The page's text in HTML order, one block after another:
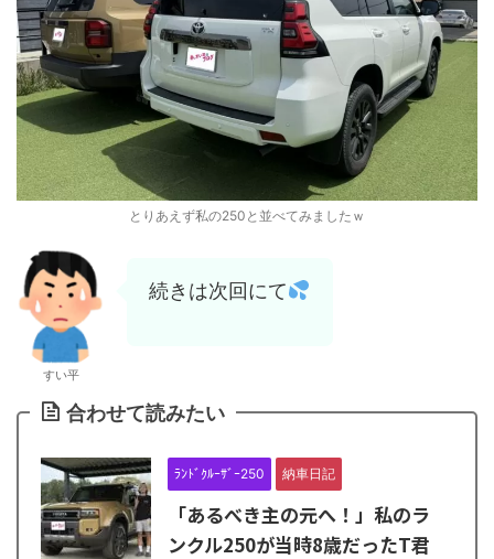
とりあえず私の250と並べてみましたｗ
すい平
続きは次回にて
合わせて読みたい
ﾗﾝﾄﾞｸﾙｰｻﾞｰ250 納車日記
「あるべき主の元へ！」私のラ
ンクル250が当時8歳だったT君